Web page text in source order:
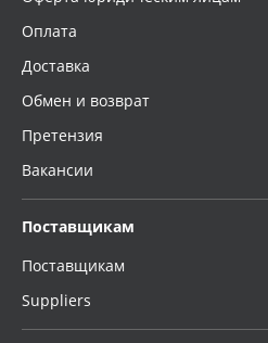
Оплата
Доставка
Обмен и возврат
Претензия
Вакансии
Поставщикам
Поставщикам
Suppliers